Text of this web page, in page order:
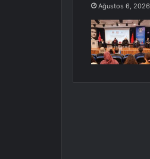
Ağustos 6, 2026